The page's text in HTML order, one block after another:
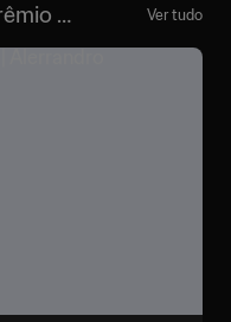
P
Ver tudo